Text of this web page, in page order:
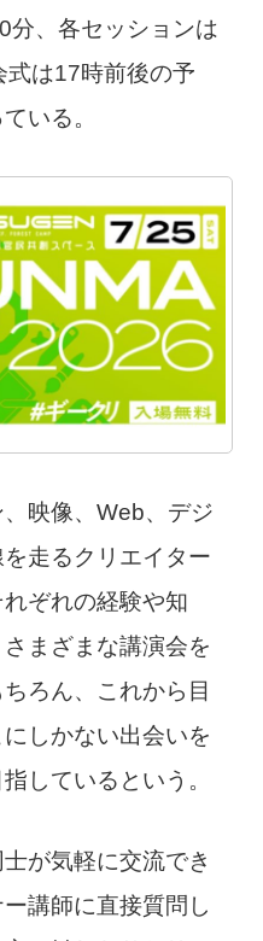
分、各セッションは
は17時前後の予
いる。
映像、Web、デジ
走るクリエイター
ぞれの経験や知
まざまな講演会を
ろん、これから目
しかない出会いを
しているという。
が気軽に交流でき
講師に直接質問し